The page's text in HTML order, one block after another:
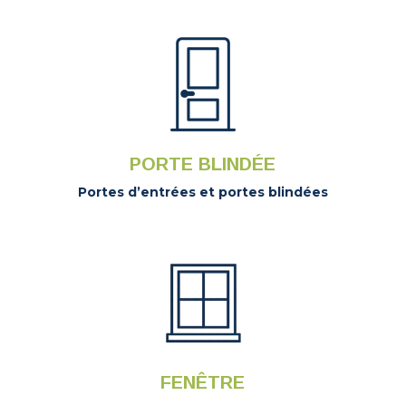
PORTE BLINDÉE
Portes d’entrées et portes blindées
FENÊTRE